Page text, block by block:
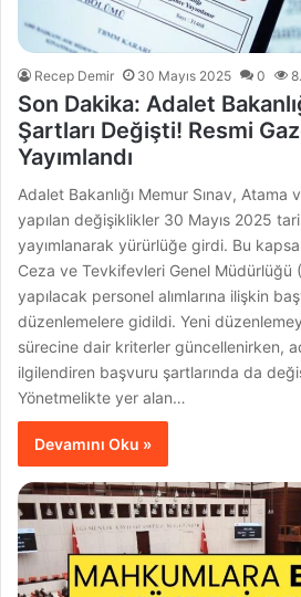
Recep Demir 30 Mayıs 2025 0
Son Dakika: Adalet
Şartları Değişti! Resmi
Yayımlandı
Adalet Bakanlığı Memur Sınav, Atama
yapılan değişiklikler 30 Mayıs 2025
yayımlanarak yürürlüğe girdi. Bu
Ceza ve Tevkifevleri Genel Müdürlüğü
yapılacak personel alımlarına ilişkin
düzenlemelere gidildi. Yeni
sürecine dair kriterler güncellenirken,
ilgilendiren başvuru şartlarında da
Yönetmelikte yer alan…
Devamını Oku »